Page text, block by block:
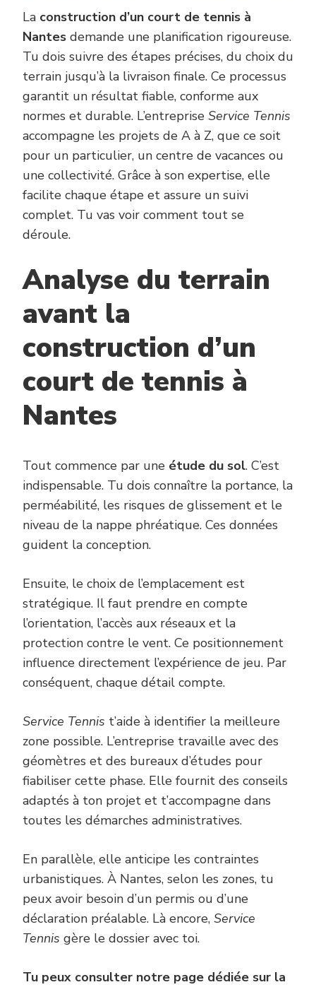
La construction d’un court de tennis à
Nantes demande une planification rigoureuse.
Tu dois suivre des étapes précises, du choix du
terrain jusqu’à la livraison finale. Ce processus
garantit un résultat fiable, conforme aux
normes et durable. L’entreprise Service Tennis
accompagne les projets de A à Z, que ce soit
pour un particulier, un centre de vacances ou
une collectivité. Grâce à son expertise, elle
facilite chaque étape et assure un suivi
complet. Tu vas voir comment tout se
déroule.
Analyse du terrain
avant la
construction d’un
court de tennis à
Nantes
Tout commence par une étude du sol. C’est
indispensable. Tu dois connaître la portance, la
perméabilité, les risques de glissement et le
niveau de la nappe phréatique. Ces données
guident la conception.
Ensuite, le choix de l’emplacement est
stratégique. Il faut prendre en compte
l’orientation, l’accès aux réseaux et la
protection contre le vent. Ce positionnement
influence directement l’expérience de jeu. Par
conséquent, chaque détail compte.
Service Tennis t’aide à identifier la meilleure
zone possible. L’entreprise travaille avec des
géomètres et des bureaux d’études pour
fiabiliser cette phase. Elle fournit des conseils
adaptés à ton projet et t’accompagne dans
toutes les démarches administratives.
En parallèle, elle anticipe les contraintes
urbanistiques. À Nantes, selon les zones, tu
peux avoir besoin d’un permis ou d’une
déclaration préalable. Là encore, Service
Tennis gère le dossier avec toi.
Tu peux consulter notre page dédiée sur la